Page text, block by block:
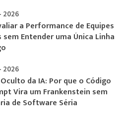
2026
a Performance de Equipes
sem Entender uma Única Linha
2026
da IA: Por que o Código
Vira um Frankenstein sem
de Software Séria